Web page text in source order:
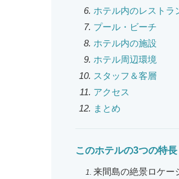
ホテル内のレストラ
プール・ビーチ
ホテル内の施設
ホテル周辺環境
スタッフ＆客層
アクセス
まとめ
このホテルの3つの特長
来間島の絶景ロケー